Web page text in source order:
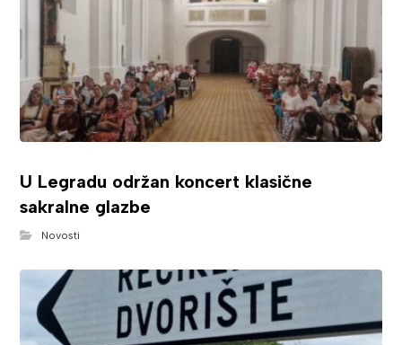
U Legradu održan koncert klasične
sakralne glazbe
Novosti